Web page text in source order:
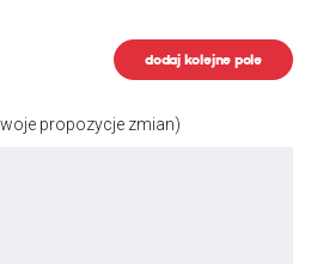
dodaj kolejne pole
propozycje zmian)